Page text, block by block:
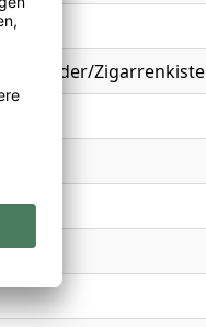
Zeder/Zigarrenkiste